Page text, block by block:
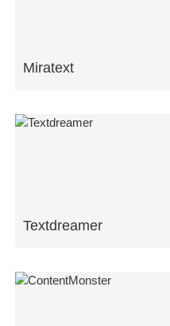
Miratext
Textdreamer